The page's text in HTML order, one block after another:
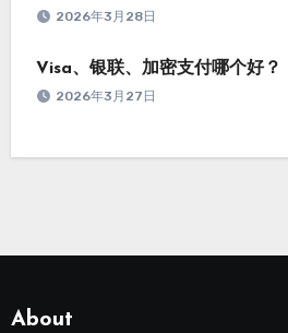
2026年3月28日
Visa、银联、加密支付哪个好？
2026年3月27日
About